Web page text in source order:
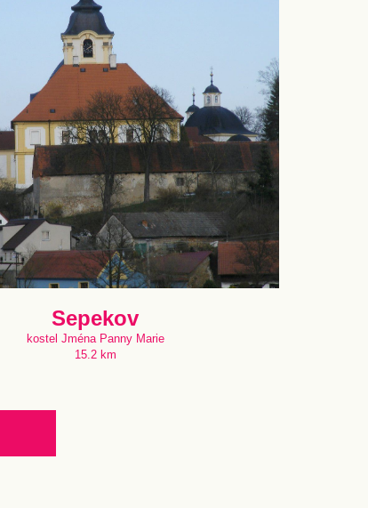
Sepekov
kostel Jména Panny Marie
15.2 km